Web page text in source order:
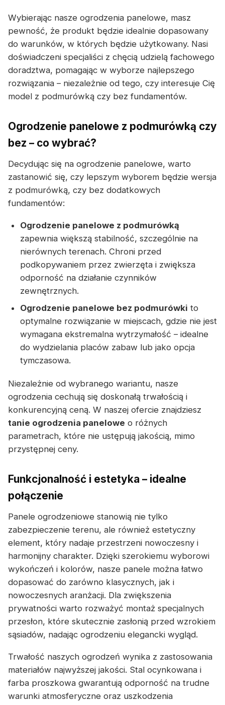
Wybierając nasze ogrodzenia panelowe, masz
pewność, że produkt będzie idealnie dopasowany
do warunków, w których będzie użytkowany. Nasi
doświadczeni specjaliści z chęcią udzielą fachowego
doradztwa, pomagając w wyborze najlepszego
rozwiązania – niezależnie od tego, czy interesuje Cię
model z podmurówką czy bez fundamentów.
Ogrodzenie panelowe z podmurówką czy
bez – co wybrać?
Decydując się na ogrodzenie panelowe, warto
zastanowić się, czy lepszym wyborem będzie wersja
z podmurówką, czy bez dodatkowych
fundamentów:
Ogrodzenie panelowe z podmurówką
zapewnia większą stabilność, szczególnie na
nierównych terenach. Chroni przed
podkopywaniem przez zwierzęta i zwiększa
odporność na działanie czynników
zewnętrznych.
Ogrodzenie panelowe bez podmurówki to
optymalne rozwiązanie w miejscach, gdzie nie jest
wymagana ekstremalna wytrzymałość – idealne
do wydzielania placów zabaw lub jako opcja
tymczasowa.
Niezależnie od wybranego wariantu, nasze
ogrodzenia cechują się doskonałą trwałością i
konkurencyjną ceną. W naszej ofercie znajdziesz
tanie ogrodzenia panelowe o różnych
parametrach, które nie ustępują jakością, mimo
przystępnej ceny.
Funkcjonalność i estetyka – idealne
połączenie
Panele ogrodzeniowe stanowią nie tylko
zabezpieczenie terenu, ale również estetyczny
element, który nadaje przestrzeni nowoczesny i
harmonijny charakter. Dzięki szerokiemu wyborowi
wykończeń i kolorów, nasze panele można łatwo
dopasować do zarówno klasycznych, jak i
nowoczesnych aranżacji. Dla zwiększenia
prywatności warto rozważyć montaż specjalnych
przesłon, które skutecznie zasłonią przed wzrokiem
sąsiadów, nadając ogrodzeniu elegancki wygląd.
Trwałość naszych ogrodzeń wynika z zastosowania
materiałów najwyższej jakości. Stal ocynkowana i
farba proszkowa gwarantują odporność na trudne
warunki atmosferyczne oraz uszkodzenia